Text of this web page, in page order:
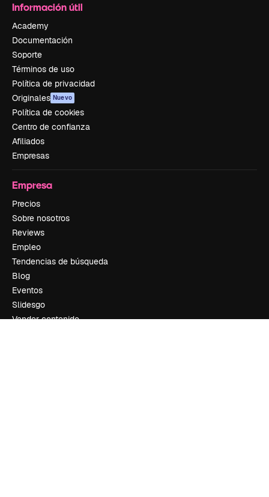
Información útil
Academy
Documentación
Soporte
Términos de uso
Política de privacidad
Originales Nuevo
Política de cookies
Centro de confianza
Afiliados
Empresas
Empresa
Precios
Sobre nosotros
Reviews
Empleo
Tendencias de búsqueda
Blog
Eventos
Slidesgo
Vender contenido